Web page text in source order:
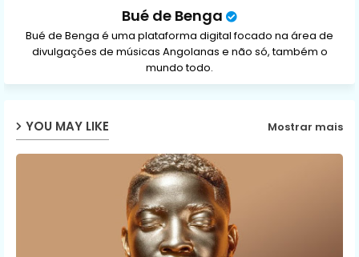
Bué de Benga
Bué de Benga é uma plataforma digital focado na área de
divulgações de músicas Angolanas e não só, também o
mundo todo.
YOU MAY LIKE Mostrar mais